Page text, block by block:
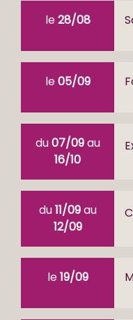
le28/08
le05/09
du07/09au
16/10
du11/09au
12/09
le19/09